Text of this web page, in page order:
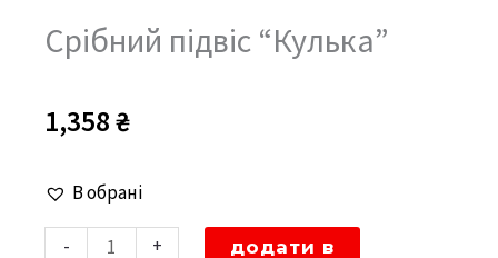
Срібний підвіс “Кулька”
1,358₴
В обрані
-
Срібний
підвіс
+
додати в